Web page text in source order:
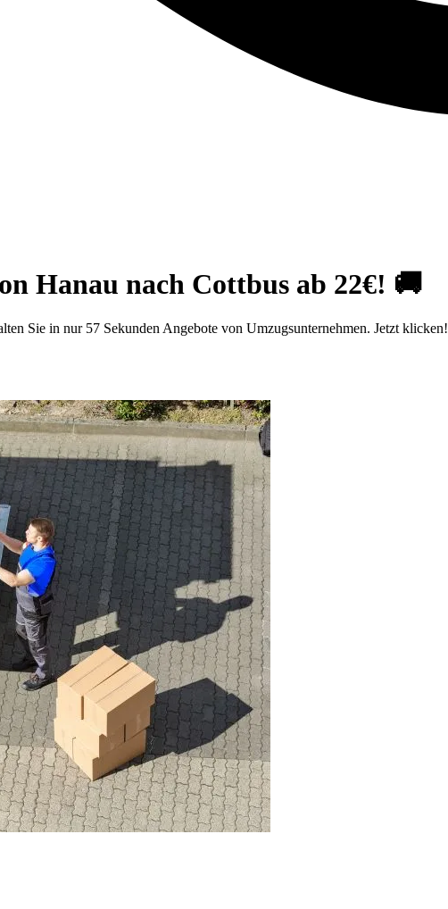
Hanau nach Cottbus ab 22€! 🚚
Sie in nur 57 Sekunden Angebote von Umzugsunternehmen. Jetzt klicken!